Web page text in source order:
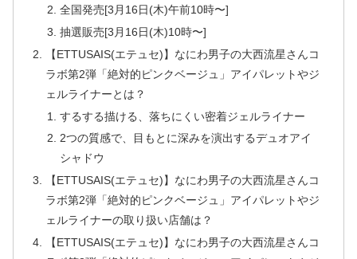
全国発売[3月16日(木)午前10時〜]
抽選販売[3月16日(木)10時〜]
【ETTUSAIS(エテュセ)】なにわ男子の大西流星さんコ
ラボ第2弾「絶対的ピンクベージュ」アイパレットやジ
ェルライナーとは？
するする描ける、落ちにくい密着ジェルライナー
2つの質感で、目もとに深みを演出するデュオアイ
シャドウ
【ETTUSAIS(エテュセ)】なにわ男子の大西流星さんコ
ラボ第2弾「絶対的ピンクベージュ」アイパレットやジ
ェルライナーの取り扱い店舗は？
【ETTUSAIS(エテュセ)】なにわ男子の大西流星さんコ